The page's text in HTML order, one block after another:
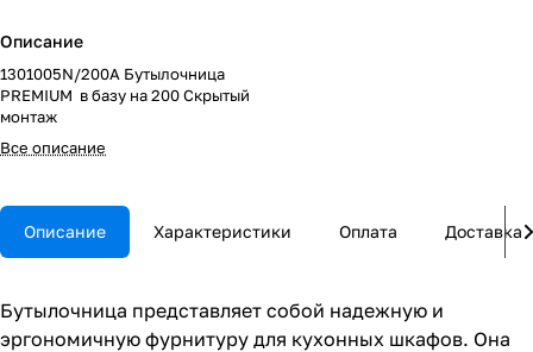
Описание
1301005N/200A Бутылочница
PREMIUM в базу на 200 Скрытый
монтаж
Все описание
Описание Характеристики Оплата Доставка
Бутылочница представляет собой надежную и
эргономичную фурнитуру для кухонных шкафов. Она